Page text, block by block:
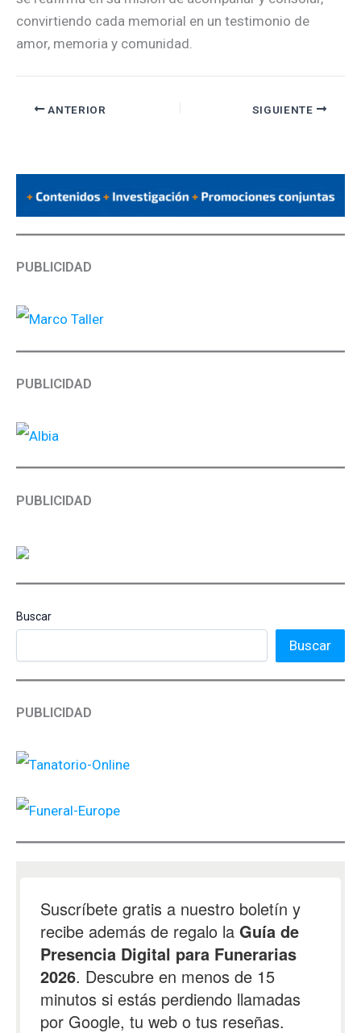
convirtiendo cada memorial en un testimonio de
amor, memoria y comunidad.
ANTERIOR SIGUIENTE
PUBLICIDAD
PUBLICIDAD
PUBLICIDAD
Buscar
Buscar
PUBLICIDAD